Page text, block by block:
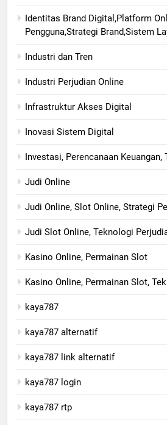
Identitas Brand Digital,Platform
Pengguna,Strategi Brand,Sistem
Industri dan Tren
Industri Perjudian Online
Infrastruktur Akses Digital
Inovasi Sistem Digital
Investasi, Perencanaan Keuangan,
Judi Online
Judi Online, Slot Online, Strategi
Judi Slot Online, Teknologi
Kasino Online, Permainan Slot
Kasino Online, Permainan Slot,
kaya787
kaya787 alternatif
kaya787 link alternatif
kaya787 login
kaya787 rtp